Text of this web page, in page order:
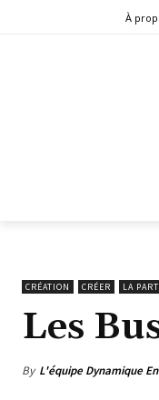
À
CRÉATION CRÉER LA
Les
By L'équipe Dynamique